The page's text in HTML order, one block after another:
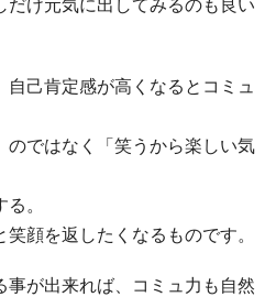
だけ元気に出してみるのも良い
己肯定感が高くなるとコミュ
のではなく「笑うから楽しい気
。
顔を返したくなるものです。
事が出来れば、コミュ力も自然